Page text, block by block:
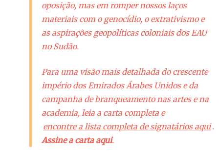
oposição, mas em romper nossos laços
materiais com o genocídio, o extrativismo e
as aspirações geopolíticas coloniais dos EAU
no Sudão.
Para uma visão mais detalhada do crescente
império dos Emirados Árabes Unidos e da
campanha de branqueamento nas artes e na
academia, leia a carta completa e
encontre a lista completa de signatários aqui .
Assine a carta aqui.